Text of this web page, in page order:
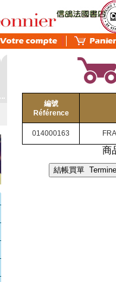
編號
Référence
014000163
商